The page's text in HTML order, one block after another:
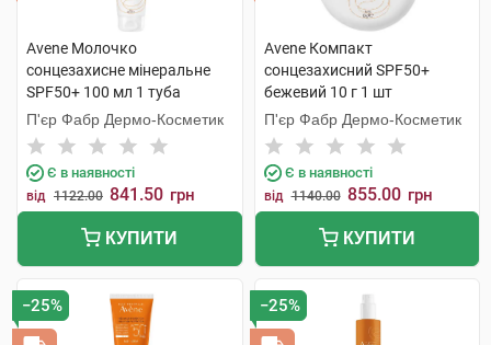
Avene Молочко
сонцезахисне мінеральне
SPF50+ 100 мл 1 туба
П'єр Фабр Дермо-Косметик
Є в наявності
від 1122.00 841.50 грн
КУПИТИ
Avene Компакт
сонцезахисний SPF50+
бежевий 10 г 1 шт
П'єр Фабр Дермо-Косметик
Є в наявності
від 1140.00 855.00 грн
КУПИТИ
−25% −25%